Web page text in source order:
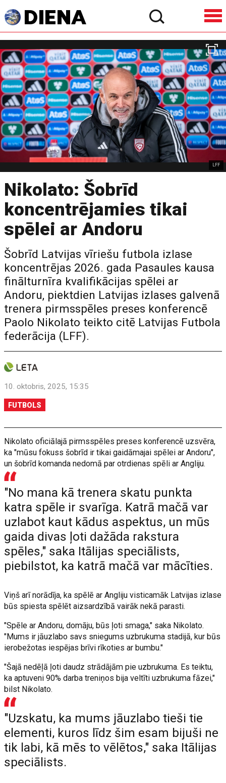
LFF
Nikolato: Šobrīd
koncentrējamies tikai
spēlei ar Andoru
Šobrīd Latvijas vīriešu futbola izlase
koncentrējas 2026. gada Pasaules kausa
finālturnīra kvalifikācijas spēlei ar
Andoru, piektdien Latvijas izlases galvenā
trenera pirmsspēles preses konferencē
Paolo Nikolato teikto citē Latvijas Futbola
federācija (LFF).
10. oktobris, 2025, 15:35
FUTBOLS
Nikolato oficiālajā pirmsspēles preses konferencē uzsvēra,
ka "mūsu fokuss šobrīd ir tikai gaidāmajai spēlei ar Andoru",
un šobrīd komanda nedomā par otrdienas spēli ar Angliju.
"No mana kā trenera skatu punkta
katra spēle ir svarīga. Katrā mačā var
uzlabot kaut kādus aspektus, un mūs
gaida divas ļoti dažāda rakstura
spēles," saka Itālijas speciālists,
piebilstot, ka katrā mačā var mācīties.
Viņš arī norādīja, ka spēlē ar Angliju visticamāk Latvijas izlase
būs spiesta spēlēt aizsardzībā vairāk nekā parasti.
"Spēle ar Andoru, domāju, būs ļoti smaga," saka Nikolato.
"Mums ir jāuzlabo savs sniegums uzbrukuma stadijā, kur būs
ierobežotas iespējas brīvi rīkoties ar bumbu."
"Šajā nedēļā ļoti daudz strādājām pie uzbrukuma. Es teiktu,
ka aptuveni 90% darba treniņos bija veltīti uzbrukuma fāzei,"
bilst Nikolato.
"Uzskatu, ka mums jāuzlabo tieši tie
elementi, kuros līdz šim esam bijuši ne
tik labi, kā mēs to vēlētos," saka Itālijas
speciālists.